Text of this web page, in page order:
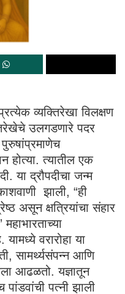
व्यक्तिरेखा विलक्षण
उलगडणारे पदर
होत्या. त्यातील एक
या द्रौपदीचा जन्म
झाली, “ही
असून क्षत्रियांचा संहार
वरारोहा या
सामर्थ्यसंपन्न आणि
आढळतो. यज्ञातून
पत्नी झाली